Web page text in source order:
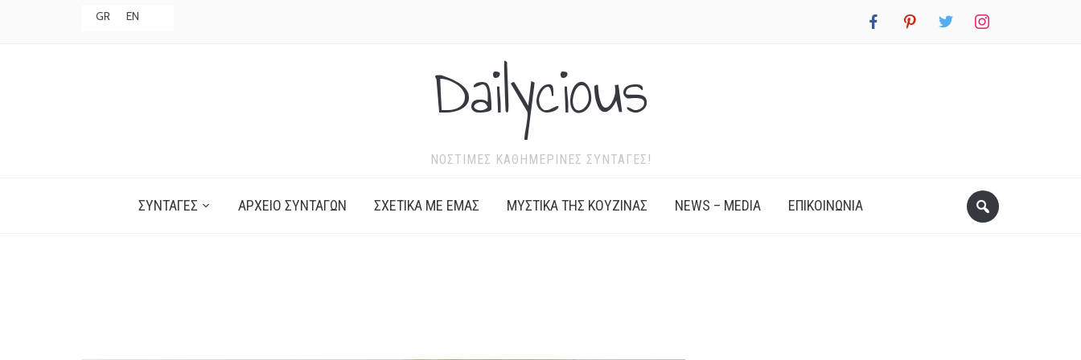
facebook pinterest twitter instagram
GR EN
Dailycious
ΝΌΣΤΙΜΕΣ ΚΑΘΗΜΕΡΙΝΈΣ ΣΥΝΤΑΓΈΣ!
ΣΥΝΤΑΓΈΣ ΑΡΧΕΊΟ ΣΥΝΤΑΓΏΝ ΣΧΕΤΙΚΆ ΜΕ ΕΜΆΣ ΜΥΣΤΙΚΆ ΤΗΣ ΚΟΥΖΊΝΑΣ NEWS – MEDIA ΕΠΙΚΟΙΝΩΝΊΑ